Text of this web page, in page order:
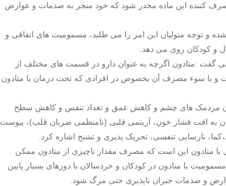
کننده این ماده مخدر شود که خود منجر به صدمات و عوارض
و توجه متولیان این امر را می طلبد، مسمومیت های اتفاقی و
و کودکان روی می دهد.
گفت :متادون اگرچه به عنوان دارو در قسمت های مختلف از
و یا سوء مصرف آن بخصوص در افرادی که تحت درمان با متادون
مردمک های چشم و کاهش عمق و تعداد تنفس و کاهش سطح
به افت فشار خون، آریتمی قلبی (نامنظمی ضربان قلب)، یبوست
نارسایی تنفسی، تحریک پذیری و تشنج اشاره کرد.
متادون این است که مصرف مقدار ناچیزی از متادون ممکن
با متادون در کودکان و خردسالان با دوزهای بسیار پایین
عوارض و صدمات جبران ناپذیری حتی مرگ شود.